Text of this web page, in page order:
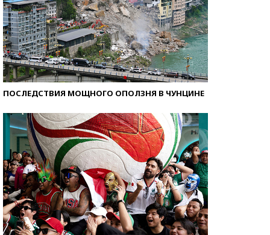
ПОСЛЕДСТВИЯ МОЩНОГО ОПОЛЗНЯ В ЧУНЦИНЕ